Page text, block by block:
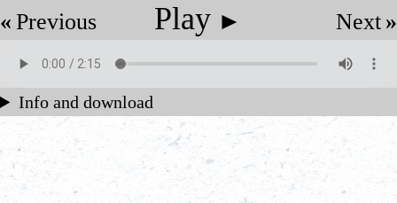
« Previous Play ► Next »
Info and download